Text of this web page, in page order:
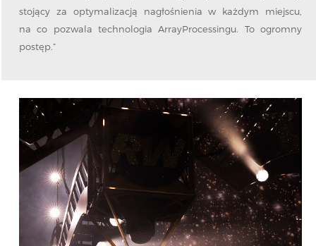
stojący za optymalizacją nagłośnienia w każdym miejscu,
na co pozwala technologia ArrayProcessingu. To ogromny
postęp.”